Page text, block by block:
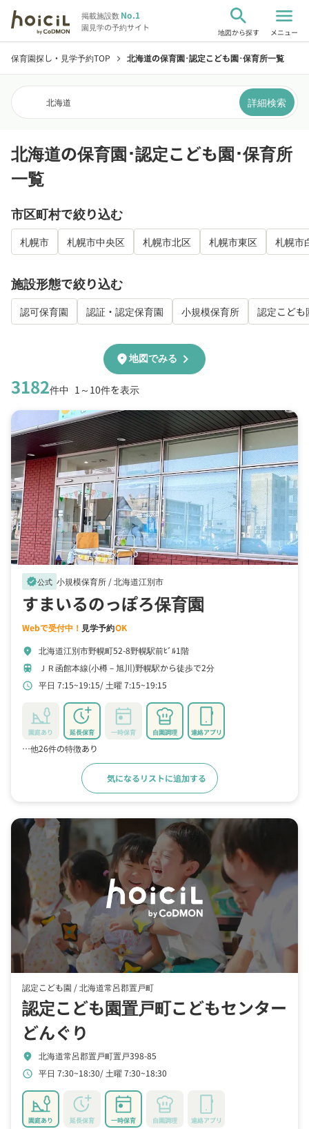
掲載施設数No.1
園見学の予約サイト
search
地図から探す
menu
メニュー
保育園探し・見学予約TOP chevron_right 北海道の保育園･認定こども園･保育所一覧
北海道 詳細検索
北海道の保育園･認定こども園･保育所
一覧
市区町村で絞り込む
札幌市 札幌市中央区 札幌市北区 札幌市東区 札幌市
施設形態で絞り込む
認可保育園 認証・認定保育園 小規模保育所 認定こども
3182件中 1～10件を表示
location_on地図でみる chevron_right
verified公式 小規模保育所 /北海道江別市
すまいるのっぽろ保育園
Webで受付中！ 見学予約OK
location_on 北海道江別市野幌町52-8野幌駅前ﾋﾞﾙ1階
train ＪＲ函館本線(小樽－旭川)野幌駅から徒歩で2分
schedule 平日 7:15~19:15 土曜 7:15~19:15
園庭あり 延長保育 一時保育 自園調理 連絡アプリ
…他26件の特徴あり
気になるリストに追加する
認定こども園 /北海道常呂郡置戸町
認定こども園置戸町こどもセンター
どんぐり
location_on 北海道常呂郡置戸町置戸398-85
schedule 平日 7:30~18:30 土曜 7:30~18:30
園庭あり 延長保育 一時保育 自園調理 連絡アプリ